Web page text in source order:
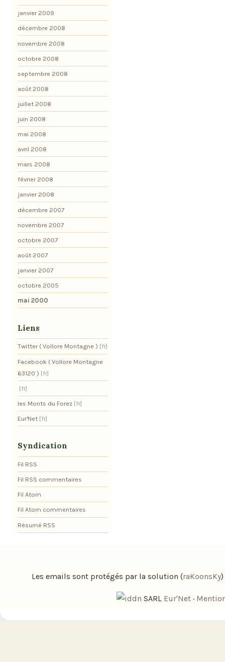
janvier 2009
décembre 2008
novembre 2008
octobre 2008
septembre 2008
août 2008
juillet 2008
juin 2008
mai 2008
avril 2008
mars 2008
février 2008
janvier 2008
décembre 2007
novembre 2007
octobre 2007
août 2007
janvier 2007
octobre 2005
mai 2000
Liens
Twitter ( Vollore Montagne )
Facebook ( Vollore Montagne
63120 )
les Monts du Forez
Eur'Net
Syndication
Fil RSS
Fil RSS commentaires
Fil Atom
Fil Atom commentaires
Résumé RSS
Les emails sont protégés par la solution (raKoonsKy)
SARL Eur'Net ·